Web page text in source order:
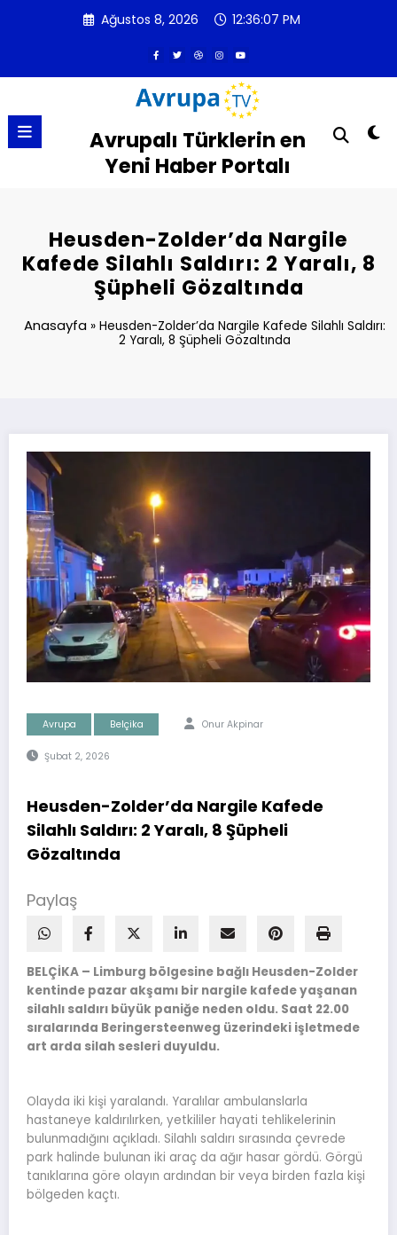
Ağustos 8, 2026 12:36:07 PM
Avrupalı Türklerin en
Yeni Haber Portalı
Heusden-Zolder’da Nargile
Kafede Silahlı Saldırı: 2 Yaralı, 8
Şüpheli Gözaltında
Anasayfa» Heusden-Zolder’da Nargile Kafede Silahlı Saldırı:
2 Yaralı, 8 Şüpheli Gözaltında
Avrupa Belçika Onur Akpinar
Şubat 2, 2026
Heusden-Zolder’da Nargile Kafede
Silahlı Saldırı: 2 Yaralı, 8 Şüpheli
Gözaltında
Paylaş
BELÇİKA – Limburg bölgesine bağlı Heusden-Zolder
kentinde pazar akşamı bir nargile kafede yaşanan
silahlı saldırı büyük paniğe neden oldu. Saat 22.00
sıralarında Beringersteenweg üzerindeki işletmede
art arda silah sesleri duyuldu.
Olayda iki kişi yaralandı. Yaralılar ambulanslarla
hastaneye kaldırılırken, yetkililer hayati tehlikelerinin
bulunmadığını açıkladı. Silahlı saldırı sırasında çevrede
park halinde bulunan iki araç da ağır hasar gördü. Görgü
tanıklarına göre olayın ardından bir veya birden fazla kişi
bölgeden kaçtı.